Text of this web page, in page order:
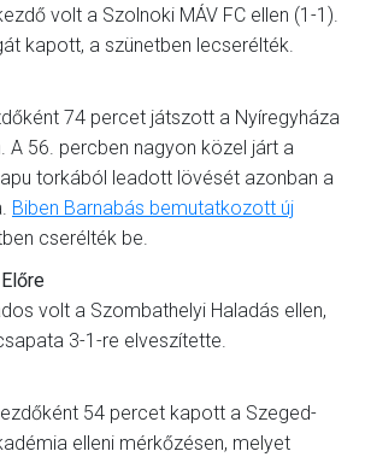
volt a Szolnoki MÁV FC ellen (1-1).
kapott, a szünetben lecserélték.
74 percet játszott a Nyíregyháza
A 56. percben nagyon közel járt a
torkából leadott lövését azonban a
Biben Barnabás bemutatkozott új
cserélték be.
volt a Szombathelyi Haladás ellen,
3-1-re elveszítette.
54 percet kapott a Szeged-
elleni mérkőzésen, melyet